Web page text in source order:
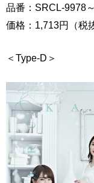
品番：SRCL-9978
価格：1,713円（税
＜Type-D＞